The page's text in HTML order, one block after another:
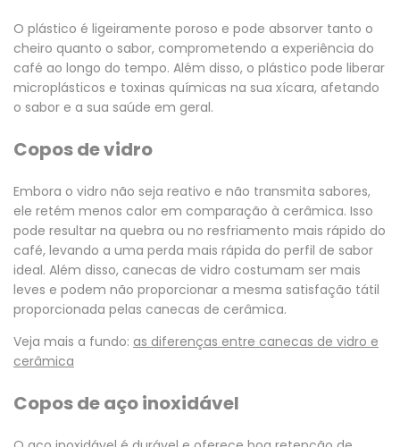
O plástico é ligeiramente poroso e pode absorver tanto o
cheiro quanto o sabor, comprometendo a experiência do
café ao longo do tempo. Além disso, o plástico pode liberar
microplásticos e toxinas químicas na sua xícara, afetando
o sabor e a sua saúde em geral.
Copos de vidro
Embora o vidro não seja reativo e não transmita sabores,
ele retém menos calor em comparação à cerâmica. Isso
pode resultar na quebra ou no resfriamento mais rápido do
café, levando a uma perda mais rápida do perfil de sabor
ideal. Além disso, canecas de vidro costumam ser mais
leves e podem não proporcionar a mesma satisfação tátil
proporcionada pelas canecas de cerâmica.
Veja mais a fundo: as diferenças entre canecas de vidro e
cerâmica
Copos de aço inoxidável